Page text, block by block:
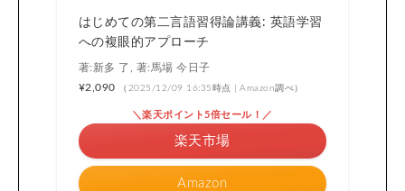
はじめての第二言語習得論講義: 英語学習
への複眼的アプローチ
著:新多 了, 著:馬場 今日子
¥2,090
（2025/12/09 16:35時点 | Amazon調べ）
Amazon
＼楽天ポイント5倍セール！／
楽天市場